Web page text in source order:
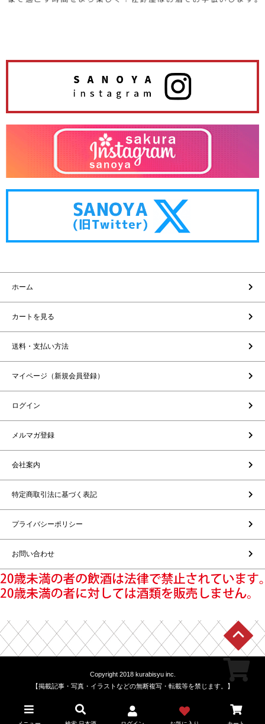
ホーム
カートを見る
送料・支払い方法
マイページ（新規会員登録）
ログイン
メルマガ登録
会社案内
特定商取引法に基づく表記
プライバシーポリシー
お問い合わせ
Copyright 2018 kurabisyu inc.
【掲載記事・写真・イラストなどの無断複写・転載等を禁じます。】